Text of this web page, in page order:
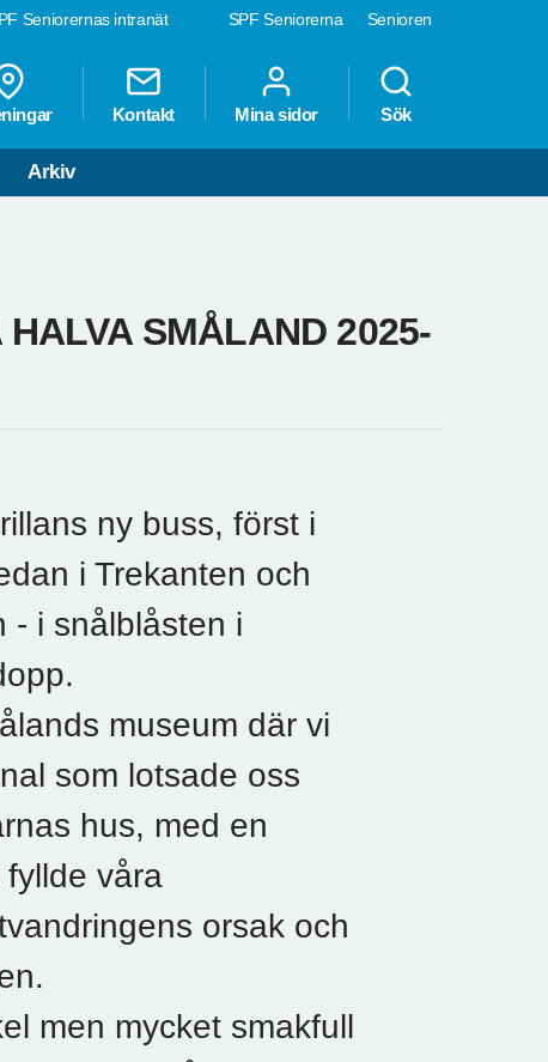
SPF Seniorerna Senioren
Seniorernas intranät
Kontakt Mina sidor Sök
Arkiv
SMÅLAND 2025-
ny buss, först i
i Trekanten och
- i snålblåsten i
museum där vi
som lotsade oss
hus, med en
våra
orsak och
men mycket smakfull